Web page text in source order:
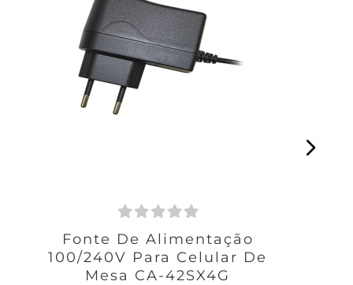
Fonte De Alimentação
100/240V Para Celular De
Mesa CA-42SX4G